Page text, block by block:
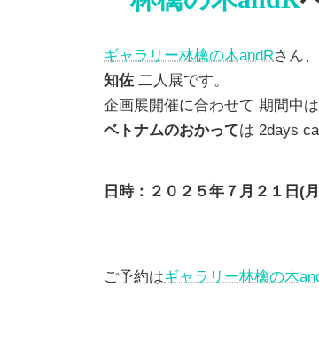
ギャラリー林檎の木andRさん
知佐 二人展です。
企画展開催に合わせて 期間中
ベトナムのおかっては 2days
日時：２０２５年７月２１日(
ご予約はギャラリー林檎の木